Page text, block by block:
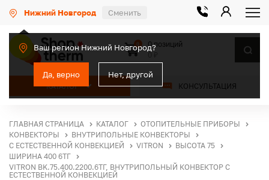
Нижний Новгород Сменить
Ваш регион Нижний Новгород?
Да, верно Нет, другой
КАТАЛОГ КОНСУЛЬТАЦИЯ
0
0 позиций
ГЛАВНАЯ СТРАНИЦА КАТАЛОГ
ОТОПИТЕЛЬНЫЕ ПРИБОРЫ
КОНВЕКТОРЫ
ВНУТРИПОЛЬНЫЕ КОНВЕКТОРЫ
С ЕСТЕСТВЕННОЙ КОНВЕКЦИЕЙ
VITRON
ВЫСОТА 75
ШИРИНА 400 6ТГ
VITRON BK.75.400.2200.6ТГ, ВНУТРИПОЛЬНЫЙ КОНВЕКТОР С
ЕСТЕСТВЕННОЙ КОНВЕКЦИЕЙ